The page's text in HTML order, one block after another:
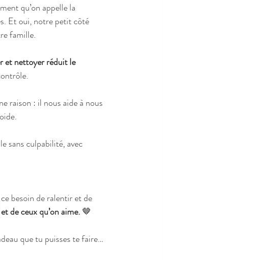
qu’on appelle la
Et oui, notre petit côté
famille.
et nettoyer réduit le
raison : il nous aide à nous
sans culpabilité, avec
besoin de ralentir et de
de ceux qu’on aime. 🤎
que tu puisses te faire…